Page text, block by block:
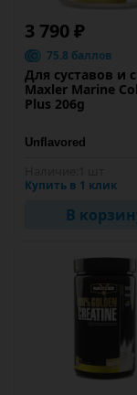
3 790 ₽
75.8 баллов
Для суставов и
Maxler Marine
Plus 206g
Купить в 1 клик
В